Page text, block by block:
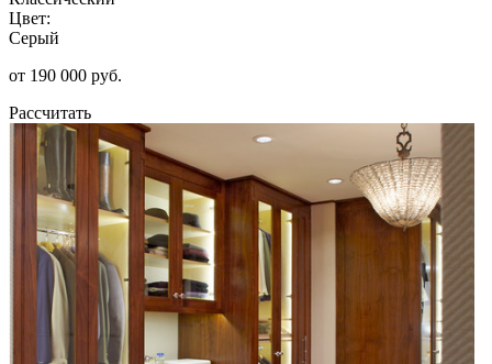
Цвет:
Серый
от 190 000 руб.
Рассчитать